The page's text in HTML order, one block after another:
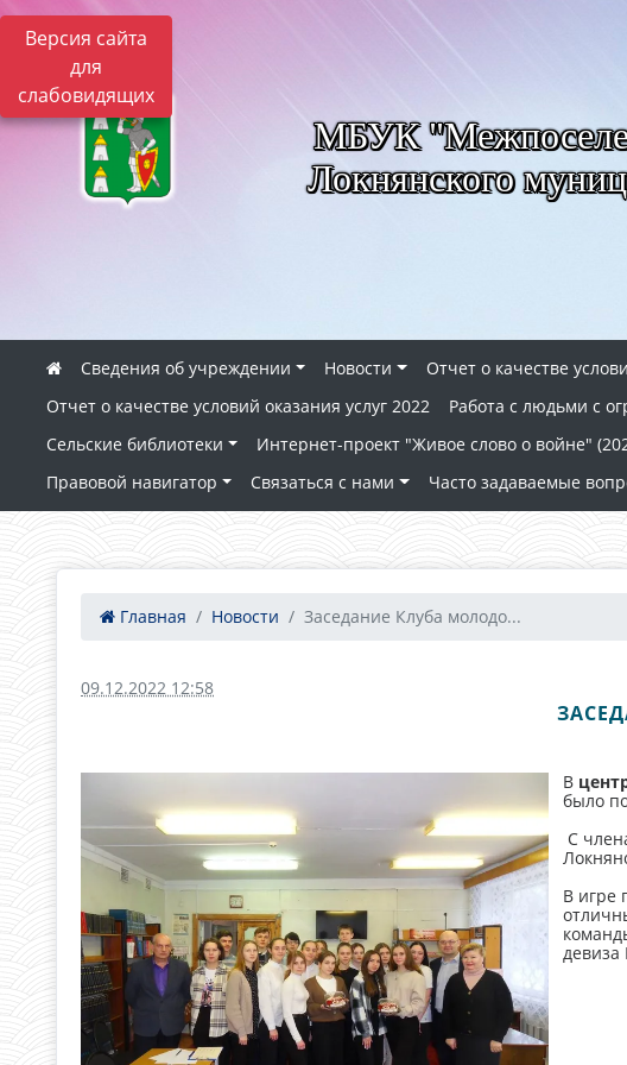
Версия сайта
для
слабовидящих
МБУК
Локнянского
Сведения об учреждении Новости
Отчет о качестве
Отчет о качестве условий оказания услуг 2022
Работа с людьми с
Сельские библиотеки
Интернет-проект "Живое слово о войне"
Правовой навигатор
Связаться с нами Часто задаваемые
Главная Новости Заседание Клуба молодо...
09.12.2022 12:58
В
было
С
В игре
девиза